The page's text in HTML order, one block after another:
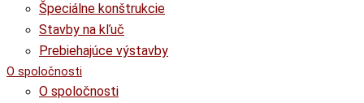
Špeciálne konštrukcie
Stavby na kľuč
Prebiehajúce výstavby
O spoločnosti
O spoločnosti